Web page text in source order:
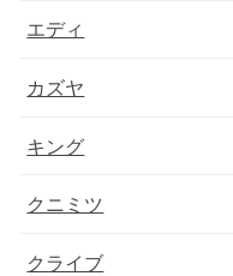
エディ
カズヤ
キング
クニミツ
クライブ